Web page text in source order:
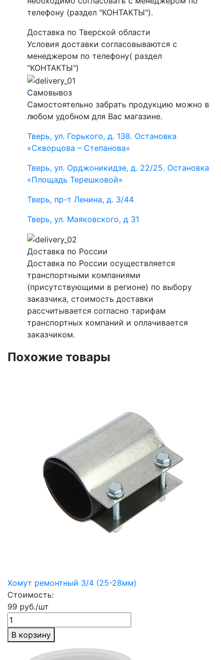
телефону (раздел "КОНТАКТЫ").
Доставка по Тверской области
Условия доставки согласовываются с
менеджером по телефону( раздел
"КОНТАКТЫ")
Самовывоз
Самостоятельно забрать продукцию можно в
любом удобном для Вас магазине.
Тверь, ул. Горького, д. 138. Остановка
«Скворцова – Степанова»
Тверь, ул. Орджоникидзе, д. 22/25. Остановка
«Площадь Терешковой»
Тверь, пр-т Ленина, д. 3/44
Тверь, ул. Маяковского, д 31
Доставка по России
Доставка по России осуществляется
транспортными компаниями
(присутствующими в регионе) по выбору
заказчика, стоимость доставки
рассчитывается согласно тарифам
транспортных компаний и оплачивается
заказчиком.
Похожие товары
Хомут ремонтный 3/4 (25-28мм)
Стоимость:
99 руб./шт
В корзину